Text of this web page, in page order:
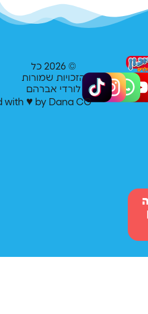
© 2026 כל
הזכויות שמורות
לורדי אברהם
Created with♥byDana CG